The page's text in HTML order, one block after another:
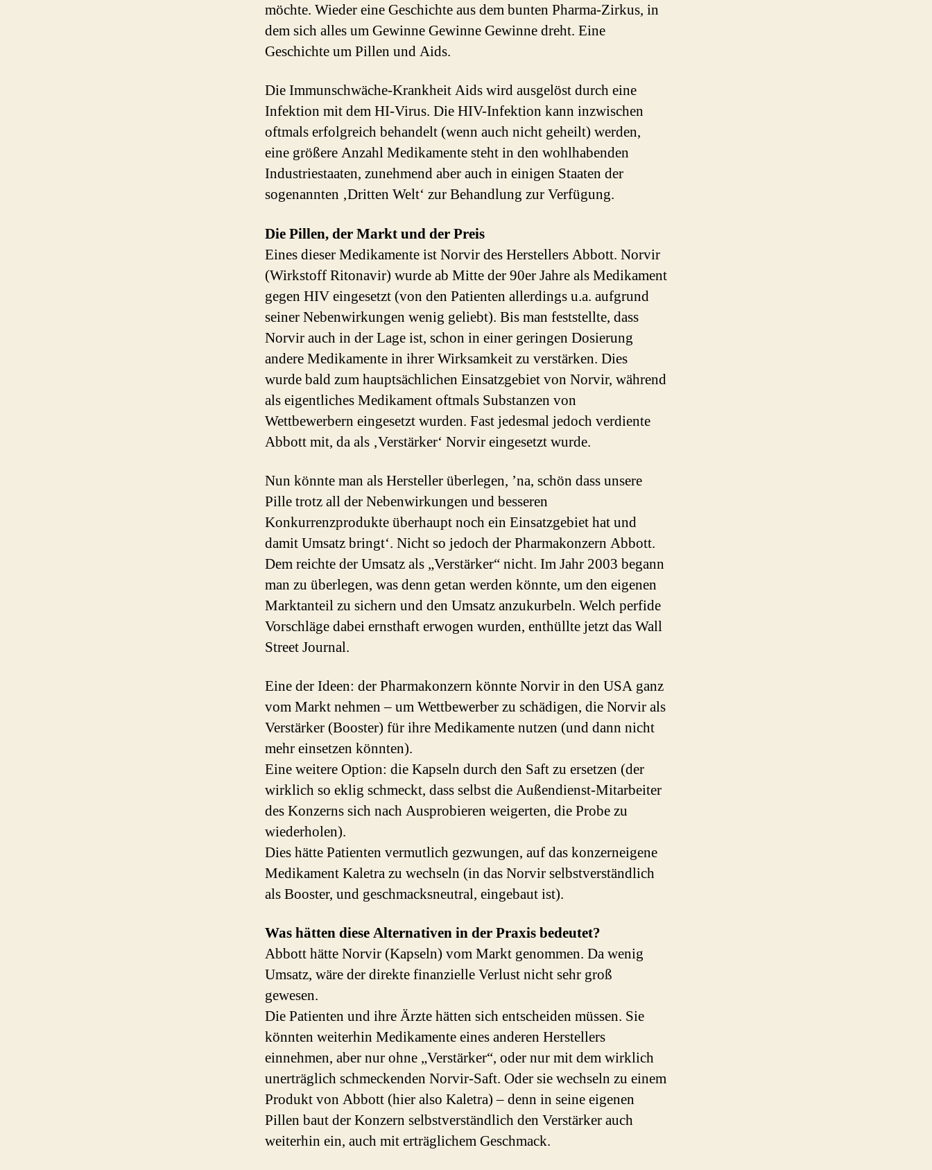
möchte. Wieder eine Geschichte aus dem bunten Pharma-Zirkus, in
dem sich alles um Gewinne Gewinne Gewinne dreht. Eine
Geschichte um Pillen und Aids.
Die Immunschwäche-Krankheit Aids wird ausgelöst durch eine
Infektion mit dem HI-Virus. Die HIV-Infektion kann inzwischen
oftmals erfolgreich behandelt (wenn auch nicht geheilt) werden,
eine größere Anzahl Medikamente steht in den wohlhabenden
Industriestaaten, zunehmend aber auch in einigen Staaten der
sogenannten ‚Dritten Welt‘ zur Behandlung zur Verfügung.
Die Pillen, der Markt und der Preis
Eines dieser Medikamente ist Norvir des Herstellers Abbott. Norvir
(Wirkstoff Ritonavir) wurde ab Mitte der 90er Jahre als Medikament
gegen HIV eingesetzt (von den Patienten allerdings u.a. aufgrund
seiner Nebenwirkungen wenig geliebt). Bis man feststellte, dass
Norvir auch in der Lage ist, schon in einer geringen Dosierung
andere Medikamente in ihrer Wirksamkeit zu verstärken. Dies
wurde bald zum hauptsächlichen Einsatzgebiet von Norvir, während
als eigentliches Medikament oftmals Substanzen von
Wettbewerbern eingesetzt wurden. Fast jedesmal jedoch verdiente
Abbott mit, da als ‚Verstärker‘ Norvir eingesetzt wurde.
Nun könnte man als Hersteller überlegen, ’na, schön dass unsere
Pille trotz all der Nebenwirkungen und besseren
Konkurrenzprodukte überhaupt noch ein Einsatzgebiet hat und
damit Umsatz bringt‘. Nicht so jedoch der Pharmakonzern Abbott.
Dem reichte der Umsatz als „Verstärker“ nicht. Im Jahr 2003 begann
man zu überlegen, was denn getan werden könnte, um den eigenen
Marktanteil zu sichern und den Umsatz anzukurbeln. Welch perfide
Vorschläge dabei ernsthaft erwogen wurden, enthüllte jetzt das Wall
Street Journal.
Eine der Ideen: der Pharmakonzern könnte Norvir in den USA ganz
vom Markt nehmen – um Wettbewerber zu schädigen, die Norvir als
Verstärker (Booster) für ihre Medikamente nutzen (und dann nicht
mehr einsetzen könnten).
Eine weitere Option: die Kapseln durch den Saft zu ersetzen (der
wirklich so eklig schmeckt, dass selbst die Außendienst-Mitarbeiter
des Konzerns sich nach Ausprobieren weigerten, die Probe zu
wiederholen).
Dies hätte Patienten vermutlich gezwungen, auf das konzerneigene
Medikament Kaletra zu wechseln (in das Norvir selbstverständlich
als Booster, und geschmacksneutral, eingebaut ist).
Was hätten diese Alternativen in der Praxis bedeutet?
Abbott hätte Norvir (Kapseln) vom Markt genommen. Da wenig
Umsatz, wäre der direkte finanzielle Verlust nicht sehr groß
gewesen.
Die Patienten und ihre Ärzte hätten sich entscheiden müssen. Sie
könnten weiterhin Medikamente eines anderen Herstellers
einnehmen, aber nur ohne „Verstärker“, oder nur mit dem wirklich
unerträglich schmeckenden Norvir-Saft. Oder sie wechseln zu einem
Produkt von Abbott (hier also Kaletra) – denn in seine eigenen
Pillen baut der Konzern selbstverständlich den Verstärker auch
weiterhin ein, auch mit erträglichem Geschmack.